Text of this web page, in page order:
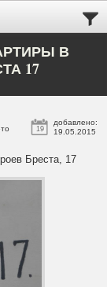
В
17
19
добавлено:
19.05.2015
Бреста, 17